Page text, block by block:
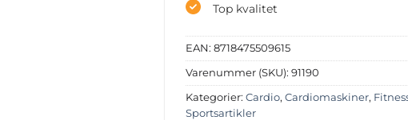
Top kvalitet
EAN: 8718475509615
Varenummer (SKU): 91190
Kategorier: Cardio, Cardiomaskiner,
Sportsartikler